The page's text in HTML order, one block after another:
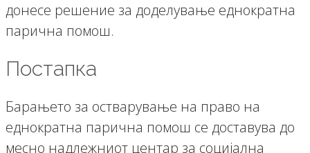
донесе решение за доделување еднократна
парична помош.
Постапка
Барањето за остварување на право на
еднократна парична помош се доставува до
месно надлежниот центар за социјална